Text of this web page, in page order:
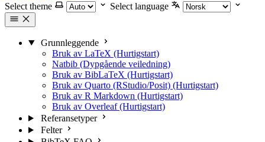
Select theme
Select language
Grunnleggende
Bruk av LaTeX (Hurtigstart)
Natbib (Dypgående veiledning)
Bruk av BibLaTeX (Hurtigstart)
Bruk av Quarto (RStudio/Posit) (Hurtigstart)
Bruk av R Markdown (Hurtigstart)
Bruk av Overleaf (Hurtigstart)
Referansetyper
Felter